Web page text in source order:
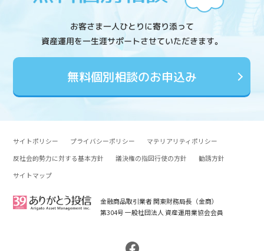
お客さま一人ひとりに寄り添って
資産運用を一生涯サポートさせていただきます。
無料個別相談のお申込み
サイトポリシー プライバシーポリシー
マテリアリティポリシー
反社会的勢力に対する基本方針
議決権の指図行使の方針
勧誘方針
サイトマップ
金融商品取引業者 関東財務局長（金商）
第304号 一般社団法人 資産運用業協会会員